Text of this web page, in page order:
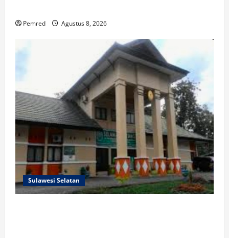
Pemred Agustus 8, 2026
Sulawesi Selatan